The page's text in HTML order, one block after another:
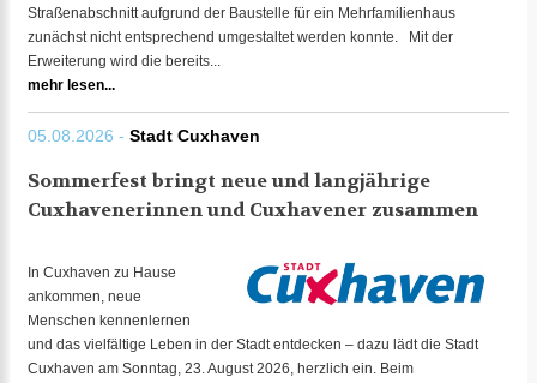
Straßenabschnitt aufgrund der Baustelle für ein Mehrfamilienhaus
zunächst nicht entsprechend umgestaltet werden konnte. Mit der
Erweiterung wird die bereits...
mehr lesen...
05.08.2026 - Stadt Cuxhaven
Sommerfest bringt neue und langjährige
Cuxhavenerinnen und Cuxhavener zusammen
In Cuxhaven zu Hause
ankommen, neue
Menschen kennenlernen
und das vielfältige Leben in der Stadt entdecken – dazu lädt die Stadt
Cuxhaven am Sonntag, 23. August 2026, herzlich ein. Beim